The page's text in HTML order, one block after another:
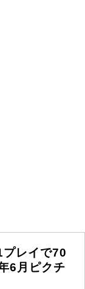
レイで70
6月ピクチ